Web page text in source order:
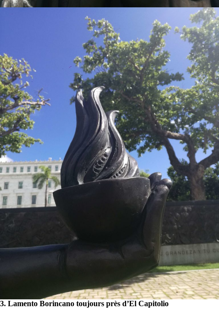
3. Lamento Borincano toujours près d’El Capitolio